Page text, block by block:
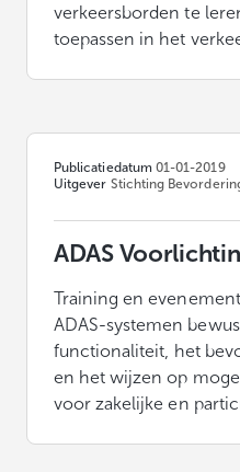
verkeersborden te
toepassen in het
Publicatiedatum 01-01-2019
Uitgever Stichting
ADAS
Training en
ADAS-systemen
functionaliteit, het
en het wijzen op
voor zakelijke en